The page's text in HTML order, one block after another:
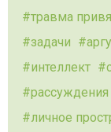
травма
задачи
интеллект
рассуждения
личное